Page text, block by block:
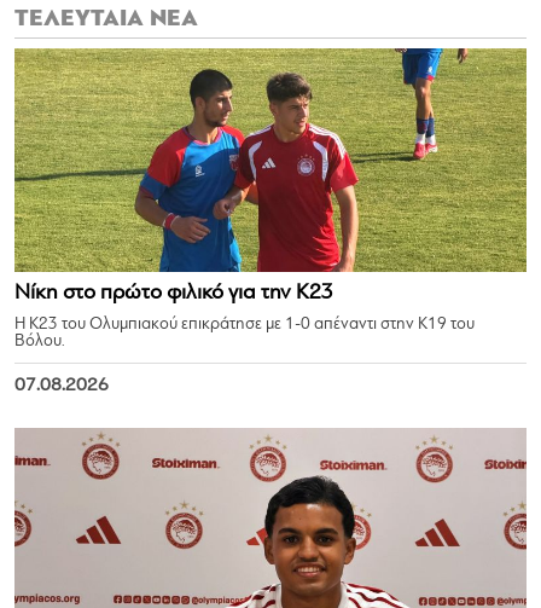
ΤΕΛΕΥΤΑΙΑ ΝΕΑ
Νίκη στο πρώτο φιλικό για την Κ23
Η Κ23 του Ολυμπιακού επικράτησε με 1-0 απέναντι στην Κ19 του
Βόλου.
07.08.2026